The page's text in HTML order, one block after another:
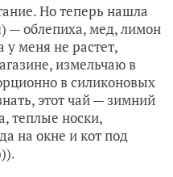
Но теперь нашла
— облепиха, мед, лимон
у меня не растет,
измельчаю в
в силиконовых
этот чай — зимний
теплые носки,
на окне и кот под